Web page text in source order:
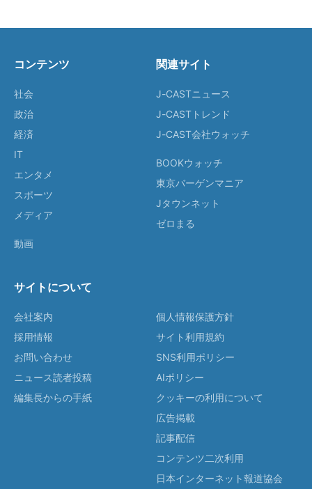
コンテンツ
社会
政治
経済
IT
エンタメ
スポーツ
メディア
動画
関連サイト
J-CASTニュース
J-CASTトレンド
J-CAST会社ウォッチ
BOOKウォッチ
東京バーゲンマニア
Jタウンネット
ゼロまる
サイトについて
会社案内
採用情報
お問い合わせ
ニュース読者投稿
編集長からの手紙
個人情報保護方針
サイト利用規約
SNS利用ポリシー
AIポリシー
クッキーの利用について
広告掲載
記事配信
コンテンツ二次利用
日本インターネット報道協会